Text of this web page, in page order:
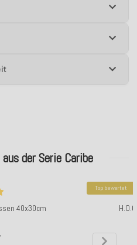
der Serie Caribe
40x30cm
Top bewertet